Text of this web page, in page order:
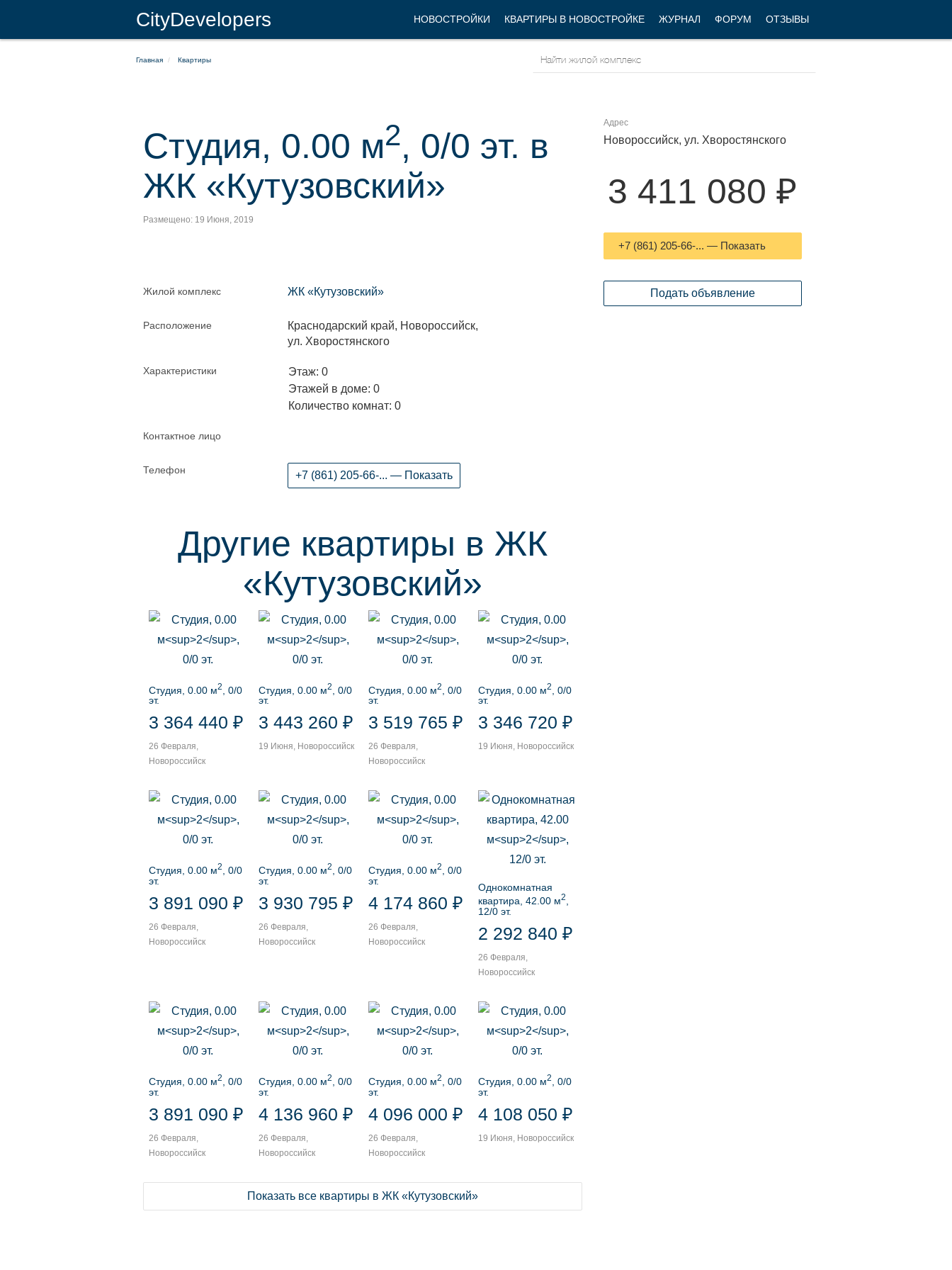
CityDevelopers НОВОСТРОЙКИ КВАРТИРЫ В НОВОСТРОЙКЕ ЖУРНАЛ ФОРУМ ОТЗЫВЫ
Главная Квартиры
Студия, 0.00 м2, 0/0 эт. в
ЖК «Кутузовский»
Размещено: 19 Июня, 2019
Жилой комплекс ЖК «Кутузовский»
Расположение
Краснодарский край, Новороссийск,
ул. Хворостянского
Характеристики
Этаж: 0
Этажей в доме: 0
Количество комнат: 0
Контактное лицо
Телефон +7 (861) 205-66-... — Показать
Другие квартиры в ЖК
«Кутузовский»
Студия, 0.00 м2
, 0/0
эт.
3 364 440 ₽
26 Февраля,
Новороссийск
Студия, 0.00 м2
, 0/0
эт.
3 443 260 ₽
19 Июня, Новороссийск
Студия, 0.00 м2
, 0/0
эт.
3 519 765 ₽
26 Февраля,
Новороссийск
Студия, 0.00 м2
, 0/0
эт.
3 346 720 ₽
19 Июня, Новороссийск
Студия, 0.00 м2
, 0/0
эт.
3 891 090 ₽
26 Февраля,
Новороссийск
Студия, 0.00 м2
, 0/0
эт.
3 930 795 ₽
26 Февраля,
Новороссийск
Студия, 0.00 м2
, 0/0
эт.
4 174 860 ₽
26 Февраля,
Новороссийск
Однокомнатная
квартира, 42.00 м2
12/0 эт.
2 292 840 ₽
26 Февраля,
Новороссийск
Студия, 0.00 м2
, 0/0
эт.
3 891 090 ₽
26 Февраля,
Новороссийск
Студия, 0.00 м2
, 0/0
эт.
4 136 960 ₽
26 Февраля,
Новороссийск
Студия, 0.00 м2
, 0/0
эт.
4 096 000 ₽
26 Февраля,
Новороссийск
Студия, 0.00 м2
, 0/0
эт.
4 108 050 ₽
19 Июня, Новороссийск
Показать все квартиры в ЖК «Кутузовский»
Адрес
Новороссийск, ул. Хворостянского
3 411 080 ₽
+7 (861) 205-66-... — Показать
Подать объявление